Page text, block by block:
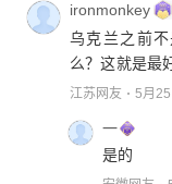
ironmonkey
乌克兰之前
么？这就是最
江苏网友 5月25
一
是的